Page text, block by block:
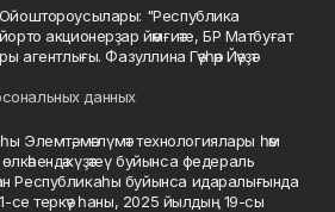
"Республика
акционерҙар йәмғиәте, БР Матбуғат
агентлығы. Фазуллина Гәүһәр Йәүҙәт
данных
Элемтә, мәғлүмәт технологиялары һәм
күҙәтеү буйынса федераль
Республикаһы буйынса идаралығында
се теркәү һаны, 2025 йылдың 19-сы